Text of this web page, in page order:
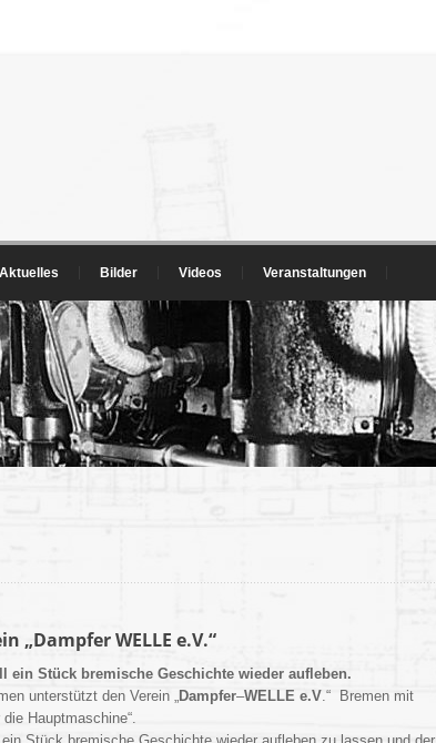
Aktuelles Bilder Videos Veranstaltungen
„Dampfer WELLE e.V.“
ein Stück bremische Geschichte wieder aufleben.
unterstützt den Verein „Dampfer–WELLE e.V.“ Bremen mit
Hauptmaschine“.